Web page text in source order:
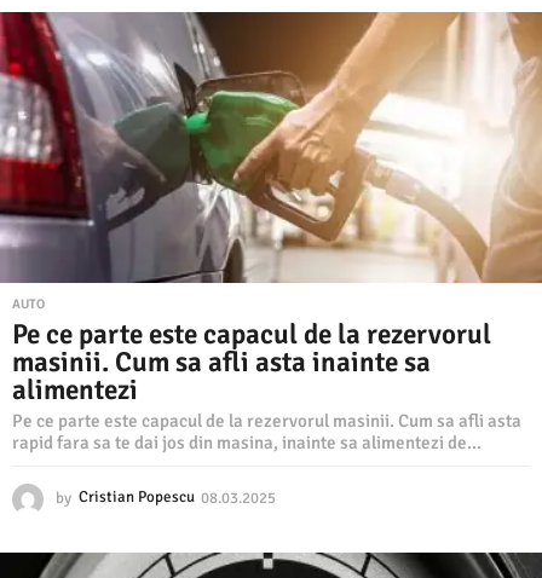
AUTO
Pe ce parte este capacul de la rezervorul
masinii. Cum sa afli asta inainte sa
alimentezi
Pe ce parte este capacul de la rezervorul masinii. Cum sa afli asta
rapid fara sa te dai jos din masina, inainte sa alimentezi de...
by Cristian Popescu 08.03.2025
0